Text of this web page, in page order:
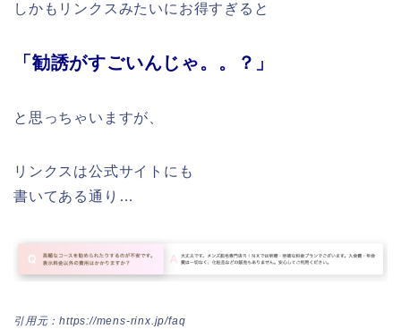
しかもリンクスみたいにお得すぎると
「勧誘がすごいんじゃ。。？」
と思っちゃいますが、
リンクスは公式サイトにも
書いてある通り…
引用元：https://mens-rinx.jp/faq